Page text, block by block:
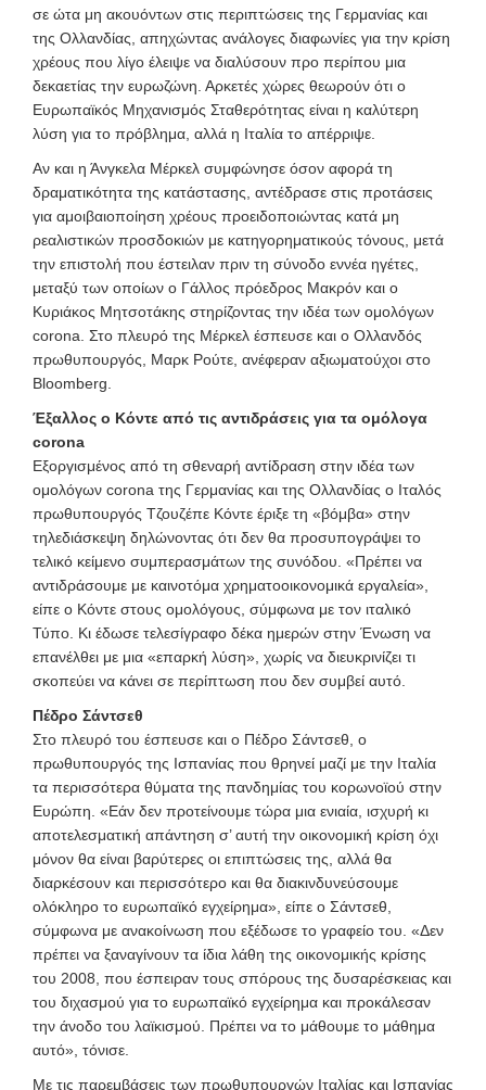
σε ώτα μη ακουόντων στις περιπτώσεις της Γερμανίας και
της Ολλανδίας, απηχώντας ανάλογες διαφωνίες για την κρίση
χρέους που λίγο έλειψε να διαλύσουν προ περίπου μια
δεκαετίας την ευρωζώνη. Αρκετές χώρες θεωρούν ότι ο
Ευρωπαϊκός Μηχανισμός Σταθερότητας είναι η καλύτερη
λύση για το πρόβλημα, αλλά η Ιταλία το απέρριψε.
Αν και η Άνγκελα Μέρκελ συμφώνησε όσον αφορά τη
δραματικότητα της κατάστασης, αντέδρασε στις προτάσεις
για αμοιβαιοποίηση χρέους προειδοποιώντας κατά μη
ρεαλιστικών προσδοκιών με κατηγορηματικούς τόνους, μετά
την επιστολή που έστειλαν πριν τη σύνοδο εννέα ηγέτες,
μεταξύ των οποίων ο Γάλλος πρόεδρος Μακρόν και ο
Κυριάκος Μητσοτάκης στηρίζοντας την ιδέα των ομολόγων
corona. Στο πλευρό της Μέρκελ έσπευσε και ο Ολλανδός
πρωθυπουργός, Μαρκ Ρούτε, ανέφεραν αξιωματούχοι στο
Bloomberg.
Έξαλλος ο Κόντε από τις αντιδράσεις για τα ομόλογα
corona
Εξοργισμένος από τη σθεναρή αντίδραση στην ιδέα των
ομολόγων corona της Γερμανίας και της Ολλανδίας ο Ιταλός
πρωθυπουργός Τζουζέπε Κόντε έριξε τη «βόμβα» στην
τηλεδιάσκεψη δηλώνοντας ότι δεν θα προσυπογράψει το
τελικό κείμενο συμπερασμάτων της συνόδου. «Πρέπει να
αντιδράσουμε με καινοτόμα χρηματοοικονομικά εργαλεία»,
είπε ο Κόντε στους ομολόγους, σύμφωνα με τον ιταλικό
Τύπο. Κι έδωσε τελεσίγραφο δέκα ημερών στην Ένωση να
επανέλθει με μια «επαρκή λύση», χωρίς να διευκρινίζει τι
σκοπεύει να κάνει σε περίπτωση που δεν συμβεί αυτό.
Πέδρο Σάντσεθ
Στο πλευρό του έσπευσε και ο Πέδρο Σάντσεθ, ο
πρωθυπουργός της Ισπανίας που θρηνεί μαζί με την Ιταλία
τα περισσότερα θύματα της πανδημίας του κορωνοϊού στην
Ευρώπη. «Εάν δεν προτείνουμε τώρα μια ενιαία, ισχυρή κι
αποτελεσματική απάντηση σ’ αυτή την οικονομική κρίση όχι
μόνον θα είναι βαρύτερες οι επιπτώσεις της, αλλά θα
διαρκέσουν και περισσότερο και θα διακινδυνεύσουμε
ολόκληρο το ευρωπαϊκό εγχείρημα», είπε ο Σάντσεθ,
σύμφωνα με ανακοίνωση που εξέδωσε το γραφείο του. «Δεν
πρέπει να ξαναγίνουν τα ίδια λάθη της οικονομικής κρίσης
του 2008, που έσπειραν τους σπόρους της δυσαρέσκειας και
του διχασμού για το ευρωπαϊκό εγχείρημα και προκάλεσαν
την άνοδο του λαϊκισμού. Πρέπει να το μάθουμε το μάθημα
αυτό», τόνισε.
Με τις παρεμβάσεις των πρωθυπουργών Ιταλίας και Ισπανίας